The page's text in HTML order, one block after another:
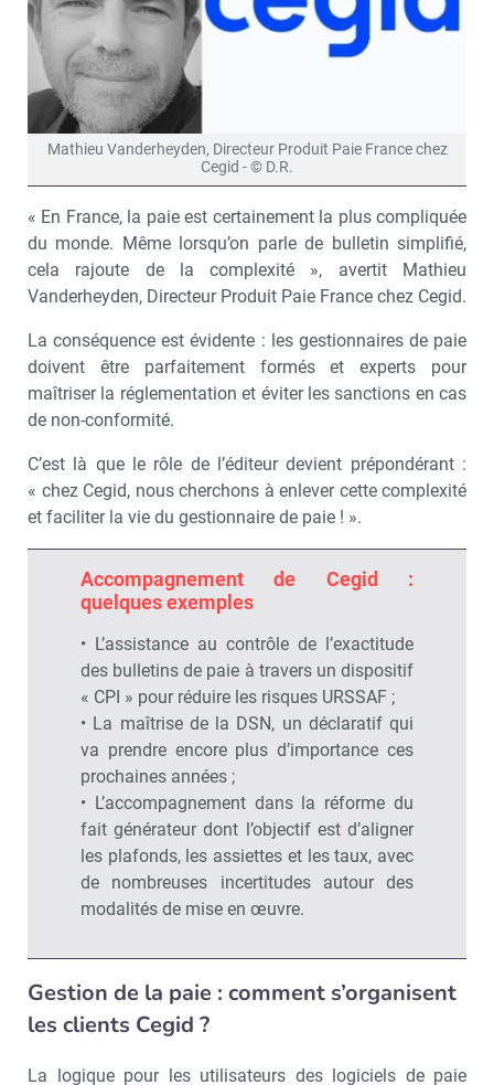
Mathieu Vanderheyden, Directeur Produit Paie France chez
Cegid - © D.R.
« En France, la paie est certainement la plus compliquée
du monde. Même lorsqu’on parle de bulletin simplifié,
cela rajoute de la complexité », avertit Mathieu
Vanderheyden, Directeur Produit Paie France chez Cegid.
La conséquence est évidente : les gestionnaires de paie
doivent être parfaitement formés et experts pour
maîtriser la réglementation et éviter les sanctions en cas
de non-conformité.
C’est là que le rôle de l’éditeur devient prépondérant :
« chez Cegid, nous cherchons à enlever cette complexité
et faciliter la vie du gestionnaire de paie ! ».
Accompagnement de Cegid :
quelques exemples
• L’assistance au contrôle de l’exactitude
des bulletins de paie à travers un dispositif
« CPI » pour réduire les risques URSSAF ;
• La maîtrise de la DSN, un déclaratif qui
va prendre encore plus d’importance ces
prochaines années ;
• L’accompagnement dans la réforme du
fait générateur dont l’objectif est d’aligner
les plafonds, les assiettes et les taux, avec
de nombreuses incertitudes autour des
modalités de mise en œuvre.
Gestion de la paie : comment s’organisent
les clients Cegid ?
La logique pour les utilisateurs des logiciels de paie